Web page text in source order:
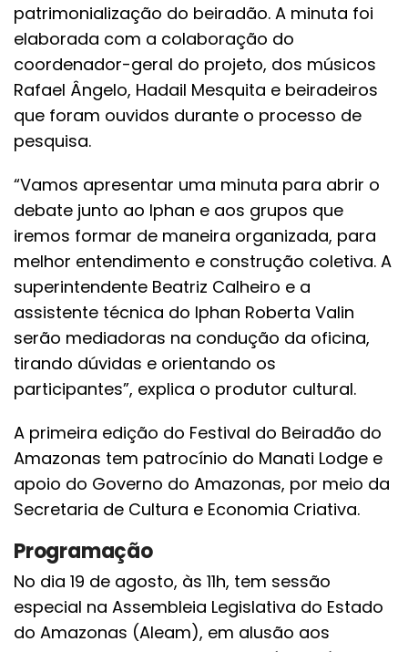
patrimonialização do beiradão. A minuta foi
elaborada com a colaboração do
coordenador-geral do projeto, dos músicos
Rafael Ângelo, Hadail Mesquita e beiradeiros
que foram ouvidos durante o processo de
pesquisa.
“Vamos apresentar uma minuta para abrir o
debate junto ao Iphan e aos grupos que
iremos formar de maneira organizada, para
melhor entendimento e construção coletiva. A
superintendente Beatriz Calheiro e a
assistente técnica do Iphan Roberta Valin
serão mediadoras na condução da oficina,
tirando dúvidas e orientando os
participantes”, explica o produtor cultural.
A primeira edição do Festival do Beiradão do
Amazonas tem patrocínio do Manati Lodge e
apoio do Governo do Amazonas, por meio da
Secretaria de Cultura e Economia Criativa.
Programação
No dia 19 de agosto, às 11h, tem sessão
especial na Assembleia Legislativa do Estado
do Amazonas (Aleam), em alusão aos